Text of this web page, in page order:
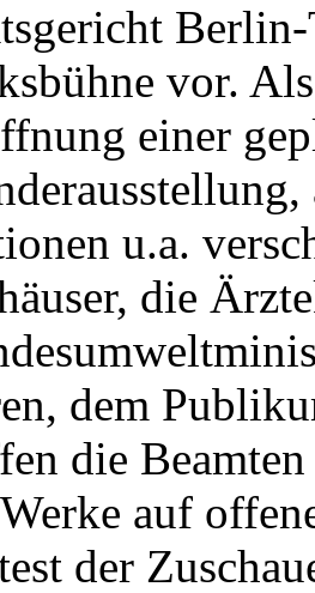
vor.
einer
u.a.
die
dem
die
auf
der